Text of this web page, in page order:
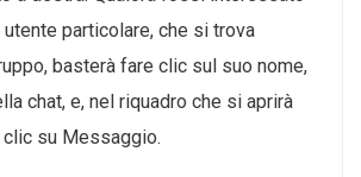
utente particolare, che si trova
basterà fare clic sul suo nome,
chat, e, nel riquadro che si aprirà
su Messaggio.